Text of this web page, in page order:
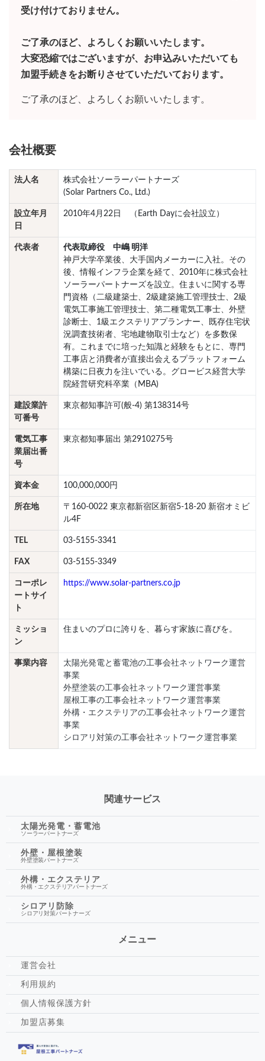
受け付けておりません。
ご了承のほど、よろしくお願いいたします。
大変恐縮ではございますが、お申込みいただいても
加盟手続きをお断りさせていただいております。
ご了承のほど、よろしくお願いいたします。
会社概要
法人名
株式会社ソーラーパートナーズ
(Solar Partners Co., Ltd.)
設立年月
日
2010年4月22日 （Earth Dayに会社設立）
代表者
代表取締役 中嶋 明洋
神戸大学卒業後、大手国内メーカーに入社。その
後、情報インフラ企業を経て、2010年に株式会社
ソーラーパートナーズを設立。住まいに関する専
門資格（二級建築士、2級建築施工管理技士、2級
電気工事施工管理技士、第二種電気工事士、外壁
診断士、1級エクステリアプランナー、既存住宅状
況調査技術者、宅地建物取引士など）を多数保
有。これまでに培った知識と経験をもとに、専門
工事店と消費者が直接出会えるプラットフォーム
構築に日夜力を注いでいる。グロービス経営大学
院経営研究科卒業（MBA)
建設業許
可番号
東京都知事許可(般-4) 第138314号
電気工事
業届出番
号
東京都知事届出 第2910275号
資本金 100,000,000円
所在地
〒160-0022 東京都新宿区新宿5-18-20 新宿オミビ
ル4F
TEL 03-5155-3341
FAX 03-5155-3349
コーポレ
ートサイ
ト
https://www.solar-partners.co.jp
ミッショ
ン
住まいのプロに誇りを、暮らす家族に喜びを。
事業内容
太陽光発電と蓄電池の工事会社ネットワーク運営
事業
外壁塗装の工事会社ネットワーク運営事業
屋根工事の工事会社ネットワーク運営事業
外構・エクステリアの工事会社ネットワーク運営
事業
シロアリ対策の工事会社ネットワーク運営事業
運営会社
利用規約
個人情報保護方針
加盟店募集
関連サービス
太陽光発電・蓄電池
ソーラーパートナーズ
外壁・屋根塗装
外壁塗装パートナーズ
外構・エクステリア
外構・エクステリアパートナーズ
シロアリ防除
シロアリ対策パートナーズ
メニュー